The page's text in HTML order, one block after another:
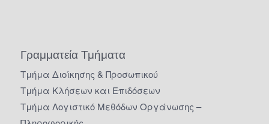
Γραμματεία Τμήματα
Τμήμα Διοίκησης & Προσωπικού
Τμήμα Κλήσεων και Επιδόσεων
Τμήμα Λογιστικό Μεθόδων Οργάνωσης –